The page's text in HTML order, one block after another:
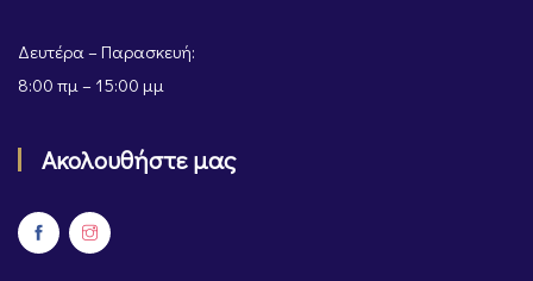
Δευτέρα – Παρασκευή:
8:00 πμ – 15:00 μμ
Ακολουθήστε μας